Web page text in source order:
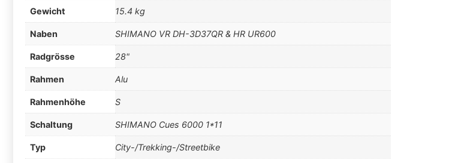
Gewicht 15.4 kg
Naben SHIMANO VR DH-3D37QR & HR UR600
Radgrösse 28"
Rahmen Alu
Rahmenhöhe S
Schaltung SHIMANO Cues 6000 1*11
Typ City-/Trekking-/Streetbike